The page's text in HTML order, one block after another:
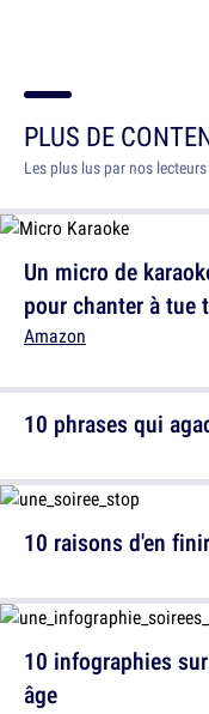
PLUS DE
Les plus lus par nos lecteurs
Un micro de
pour chanter à tue
Amazon
10 raisons d'en
10 phrases qui
10 infographies
âge